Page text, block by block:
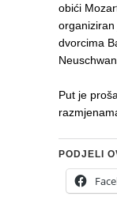
obići
dvorcima
Put je
PODJELI